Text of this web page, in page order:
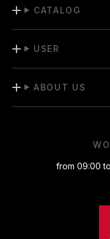
CATALOG
USER
ABOUT US
from 09:00